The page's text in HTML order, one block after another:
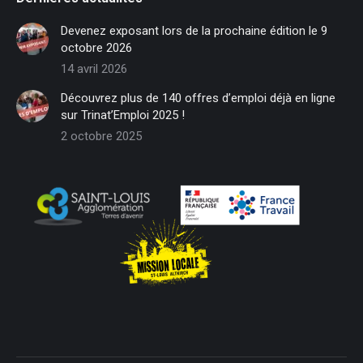
opens
in
new
window
opens
new
window
opens
in
new
window
opens
in
new
window
opens
in
new
window
in
Devenez exposant lors de la prochaine édition le 9
octobre 2026
14 avril 2026
Découvrez plus de 140 offres d’emploi déjà en ligne
sur Trinat’Emploi 2025 !
2 octobre 2025